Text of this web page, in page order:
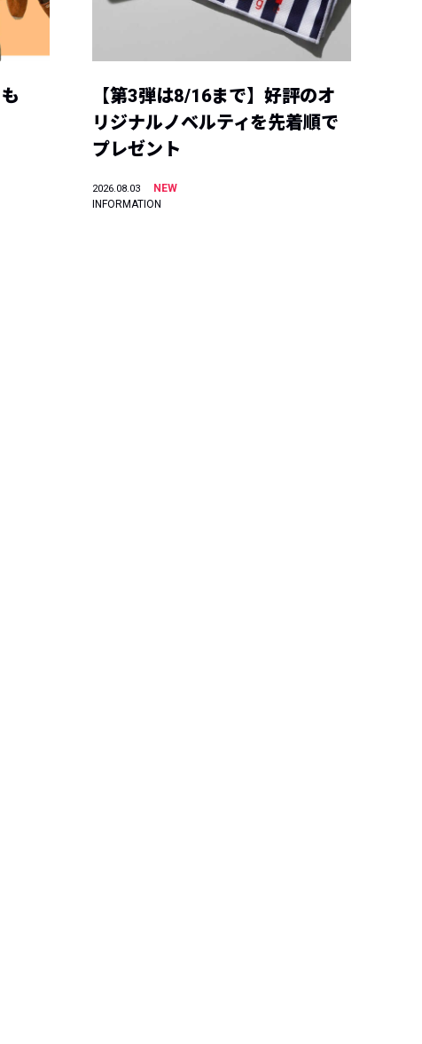
【第3弾は8/16まで】好評のオ
リジナルノベルティを先着順で
プレゼント
2026.08.03
NEW
INFORMATION